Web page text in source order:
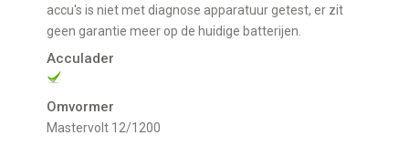
accu's is niet met diagnose apparatuur getest, er zit
geen garantie meer op de huidige batterijen.
Acculader
Omvormer
Mastervolt 12/1200